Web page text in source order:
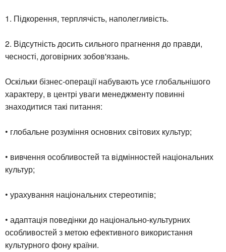
1. Підкорення, терплячість, наполегливість.
2. Відсутність досить сильного прагнення до правди,
чесності, договірних зобов'язань.
Оскільки бізнес-операції набувають усе глобальнішого
характеру, в центрі уваги менеджменту повинні
знаходитися такі питання:
• глобальне розуміння основних світових культур;
• вивчення особливостей та відмінностей національних
культур;
• урахування національних стереотипів;
• адаптація поведінки до національно-культурних
особливостей з метою ефективного використання
культурного фону країни.